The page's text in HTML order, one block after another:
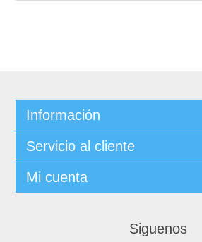
Información
Servicio al cliente
Mi cuenta
Siguenos